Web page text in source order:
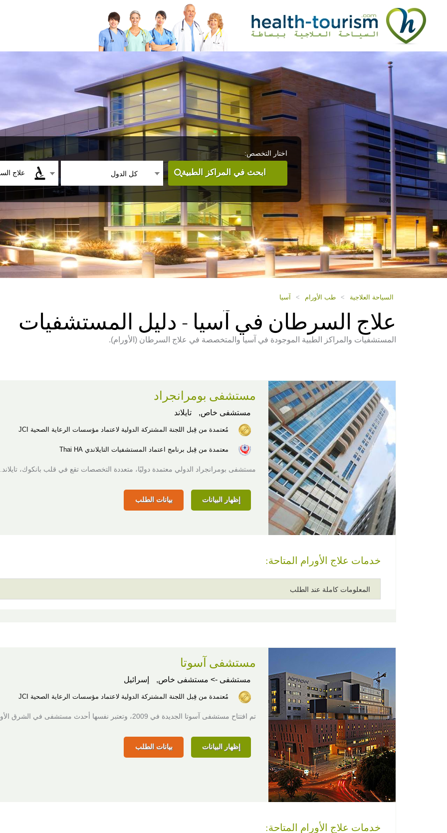
اختار التخصص:
علاج كل الدول ابحث في المراكز الطبية
السياحة العلاجية > طب الأورام > آسيا
علاج السرطان في آسيا - دليل المستشفيات
المستشفيات والمراكز الطبية الموجودة في آسيا والمتخصصة في علاج السرطان (الأورام).
مستشفى بومرانجراد
مستشفى خاص, تايلاند
مُعتمدة من قِبل اللجنة المشتركة الدولية لاعتماد مؤسسات الرعاية الصحية JCI
معتمدة من قِبل برنامج اعتماد المستشفيات التايلاندي Thai HA
مستشفى بومرانجراد الدولي معتمدة دوليًا، متعددة التخصصات تقع في قلب بانكوك، تايلاند.
إظهار البيانات بيانات الطلب
خدمات علاج الأورام المتاحة:
المعلومات كاملة عند الطلب
مستشفى آسوتا
مستشفى -> مستشفى خاص, إسرائيل
مُعتمدة من قِبل اللجنة المشتركة الدولية لاعتماد مؤسسات الرعاية الصحية JCI
تم افتتاح مستشفى آسوتا الجديدة في 2009، وتعتبر نفسها أحدث مستشفى في الشرق الأوسط.
إظهار البيانات بيانات الطلب
خدمات علاج الأورام المتاحة: